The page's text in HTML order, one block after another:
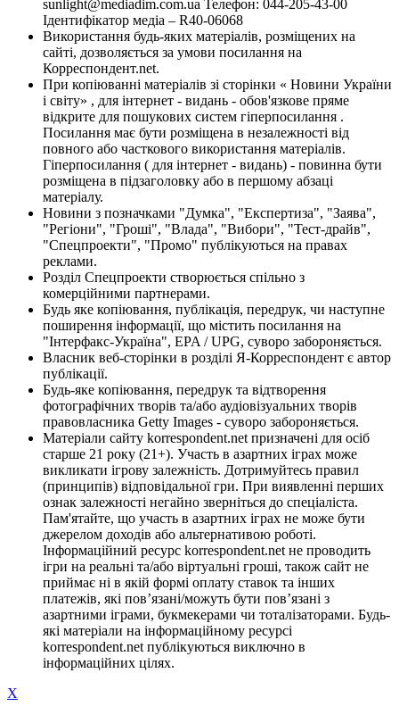
sunlight@mediadim.com.ua Телефон: 044-205-43-00
Ідентифікатор медіа – R40-06068
Використання будь-яких матеріалів, розміщених на
сайті, дозволяється за умови посилання на
Корреспондент.net.
При копіюванні матеріалів зі сторінки « Новини України
і світу» , для інтернет - видань - обов'язкове пряме
відкрите для пошукових систем гіперпосилання .
Посилання має бути розміщена в незалежності від
повного або часткового використання матеріалів.
Гіперпосилання ( для інтернет - видань) - повинна бути
розміщена в підзаголовку або в першому абзаці
матеріалу.
Новини з позначками "Думка", "Експертиза", "Заява",
"Регіони", "Гроші", "Влада", "Вибори", "Тест-драйв",
"Спецпроекти", "Промо" публікуються на правах
реклами.
Розділ Спецпроекти створюється спільно з
комерційними партнерами.
Будь яке копіювання, публікація, передрук, чи наступне
поширення інформації, що містить посилання на
"Інтерфакс-Україна", EPA / UPG, суворо забороняється.
Власник веб-сторінки в розділі Я-Корреспондент є автор
публікації.
Будь-яке копіювання, передрук та відтворення
фотографічних творів та/або аудіовізуальних творів
правовласника Getty Images - суворо забороняється.
Матеріали сайту korrespondent.net призначені для осіб
старше 21 року (21+). Участь в азартних іграх може
викликати ігрову залежність. Дотримуйтесь правил
(принципів) відповідальної гри. При виявленні перших
ознак залежності негайно зверніться до спеціаліста.
Пам'ятайте, що участь в азартних іграх не може бути
джерелом доходів або альтернативою роботі.
Інформаційний ресурс korrespondent.net не проводить
ігри на реальні та/або віртуальні гроші, також сайт не
приймає ні в якій формі оплату ставок та інших
платежів, які пов’язані/можуть бути пов’язані з
азартними іграми, букмекерами чи тоталізаторами. Будь-
які матеріали на інформаційному ресурсі
korrespondent.net публікуються виключно в
інформаційних цілях.
X